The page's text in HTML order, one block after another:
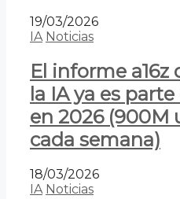
19/03/2026
IA Noticias
El informe
la IA ya es
en 2026 (900M
cada semana)
18/03/2026
IA Noticias